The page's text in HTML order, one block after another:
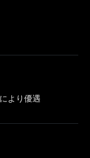
より優遇